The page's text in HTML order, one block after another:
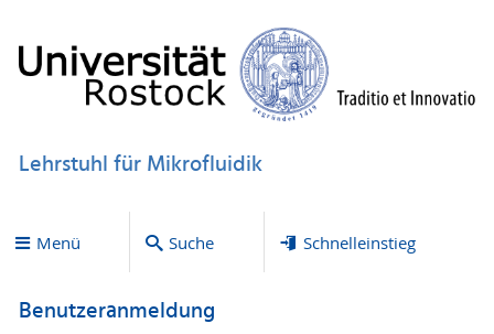
Lehrstuhl für Mikrofluidik
Menü Suche Schnelleinstieg
Benutzeranmeldung